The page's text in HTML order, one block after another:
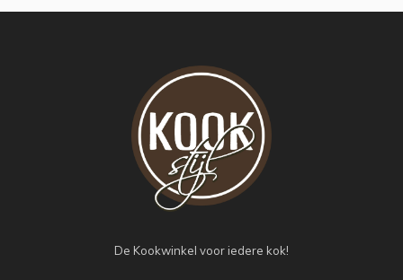
De Kookwinkel voor iedere kok!